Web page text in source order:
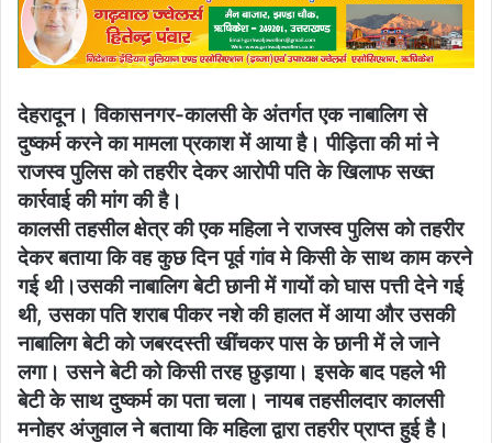
देहरादून। विकासनगर-कालसी के अंतर्गत एक नाबालिग से
दुष्कर्म करने का मामला प्रकाश में आया है। पीड़िता की मां ने
राजस्व पुलिस को तहरीर देकर आरोपी पति के खिलाफ सख्त
कार्रवाई की मांग की है।
कालसी तहसील क्षेत्र की एक महिला ने राजस्व पुलिस को तहरीर
देकर बताया कि वह कुछ दिन पूर्व गांव मे किसी के साथ काम करने
गई थी।उसकी नाबालिग बेटी छानी में गायों को घास पत्ती देने गई
थी, उसका पति शराब पीकर नशे की हालत में आया और उसकी
नाबालिग बेटी को जबरदस्ती खींचकर पास के छानी में ले जाने
लगा। उसने बेटी को किसी तरह छुड़ाया। इसके बाद पहले भी
बेटी के साथ दुष्कर्म का पता चला। नायब तहसीलदार कालसी
मनोहर अंजुवाल ने बताया कि महिला द्वारा तहरीर प्राप्त हुई है।